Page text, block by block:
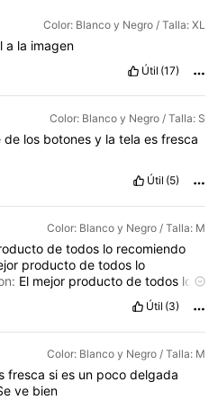
Color: Blanco y Negro / Talla: XL
a la imagen
Útil (17)
Color: Blanco y Negro / Talla: S
de los botones y la tela es fresca
Útil (5)
Color: Blanco y Negro / Talla: M
de todos lo recomiendo
productodetodos lo
El mejor productodetodos lo
todos
recomiendo
Útil (3)
Color: Blanco y Negro / Talla: M
fresca si es un poco delgada
ve bien